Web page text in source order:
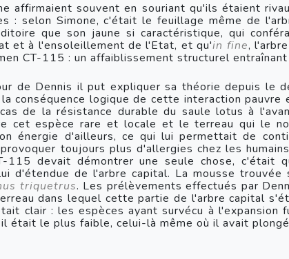
affirmaient souvent en souriant qu'ils étaient
: selon Simone, c'était le feuillage même de
que son jaune si caractéristique, qui
et à l'ensoleillement de l'Etat, et qu'in fine,
CT-115 : un affaiblissement structurel
de Dennis il put expliquer sa théorie depuis le
conséquence logique de cette interaction
de la résistance durable du saule lotus à
cet espèce rare et locale et le terreau qui le
énergie d'ailleurs, ce qui lui permettait de
toujours plus d'allergies chez les
115 devait démontrer une seule chose, c'était
triquetrus. Les prélèvements effectués par
dans lequel cette partie de l'arbre capital
clair : les espèces ayant survécu à
était le plus faible, celui-là même où il avait